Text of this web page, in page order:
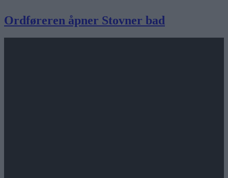
Ordføreren åpner Stovner bad